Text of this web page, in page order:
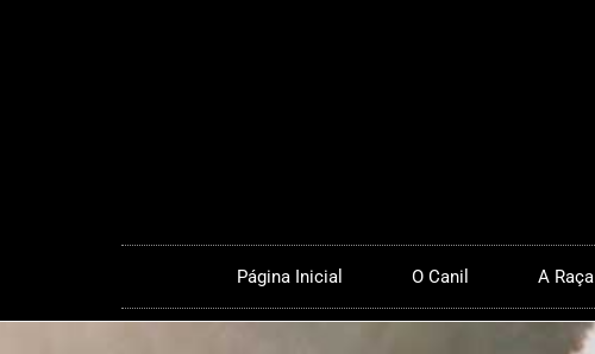
Página Inicial O Canil A Raça